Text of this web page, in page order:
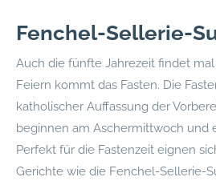
Fenchel-Sellerie-
Auch die fünfte Jahrezeit findet
Feiern kommt das Fasten. Die
katholischer Auffassung der
beginnen am Aschermittwoch und
Perfekt für die Fastenzeit eignen
Gerichte wie die Fenchel-Sellerie-